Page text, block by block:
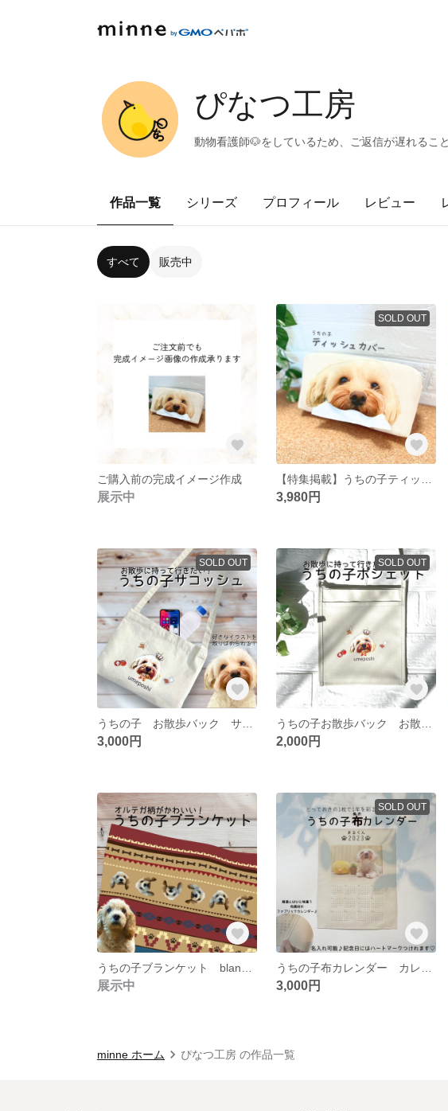
ぴなつ工房
動物看護師🐶をしているため、ご返信が遅れるこ
作品一覧 シリーズ プロフィール レビュー
すべて 販売中
ご購入前の完成イメージ作成
展示中
SOLD OUT
3,980円
SOLD OUT
3,000円
SOLD OUT
2,000円
展示中
SOLD OUT
3,000円
minne ホーム ぴなつ工房 の作品一覧